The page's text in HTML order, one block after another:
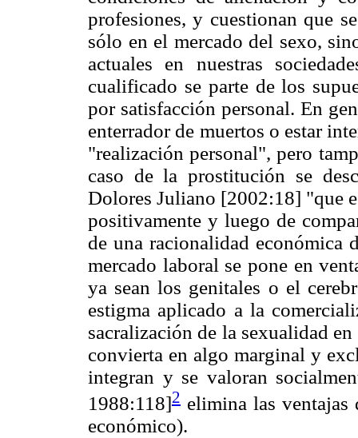
profesiones, y cuestionan que
sólo en el mercado del sexo,
actuales en nuestras
cualificado se parte de los
por satisfacción personal. En
enterrador de muertos o estar
"realización personal", pero
caso de la prostitución se
Dolores Juliano [2002:18] "que
positivamente y luego de
de una racionalidad económica
mercado laboral se pone en
ya sean los genitales o el
estigma aplicado a la
sacralización de la sexualidad
convierta en algo marginal y
integran y se valoran
1988:118]2 elimina las ventajas
económico).